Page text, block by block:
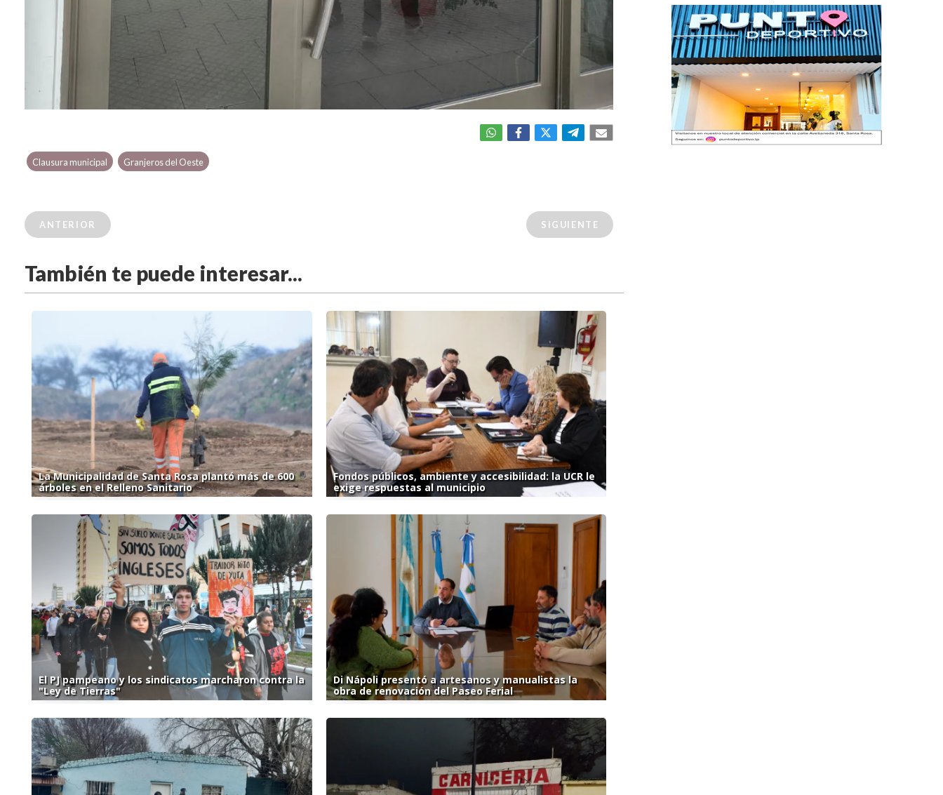
Clausura municipal Granjeros del Oeste
ANTERIOR SIGUIENTE
También te puede interesar...
La Municipalidad de Santa Rosa plantó más de 600
árboles en el Relleno Sanitario
Fondos públicos, ambiente y accesibilidad: la UCR le
exige respuestas al municipio
El PJ pampeano y los sindicatos marcharon contra la
"Ley de Tierras"
Di Nápoli presentó a artesanos y manualistas la
obra de renovación del Paseo Ferial